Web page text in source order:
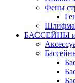
Фены
БАССЕЙНЫ